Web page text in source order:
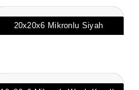
20x20x6 Mikronlu Siyah